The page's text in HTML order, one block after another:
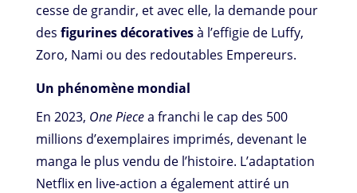
cesse de grandir, et avec elle, la demande pour
des figurines décorativesà l’effigie de Luffy,
Zoro, Nami ou des redoutables Empereurs.
Un phénomène mondial
En 2023, One Piecea franchi le cap des 500
millions d’exemplaires imprimés, devenant le
manga le plus vendu de l’histoire. L’adaptation
Netflix en live-action a également attiré un